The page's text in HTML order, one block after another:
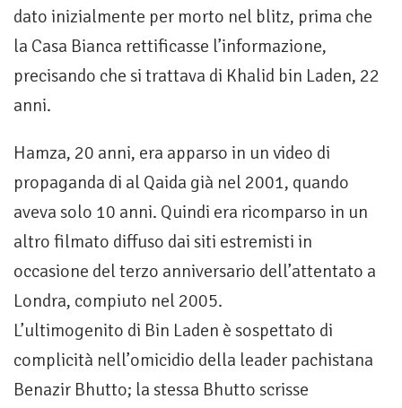
dato inizialmente per morto nel blitz, prima che
la Casa Bianca rettificasse l’informazione,
precisando che si trattava di Khalid bin Laden, 22
anni.
Hamza, 20 anni, era apparso in un video di
propaganda di al Qaida già nel 2001, quando
aveva solo 10 anni. Quindi era ricomparso in un
altro filmato diffuso dai siti estremisti in
occasione del terzo anniversario dell’attentato a
Londra, compiuto nel 2005.
L’ultimogenito di Bin Laden è sospettato di
complicità nell’omicidio della leader pachistana
Benazir Bhutto; la stessa Bhutto scrisse